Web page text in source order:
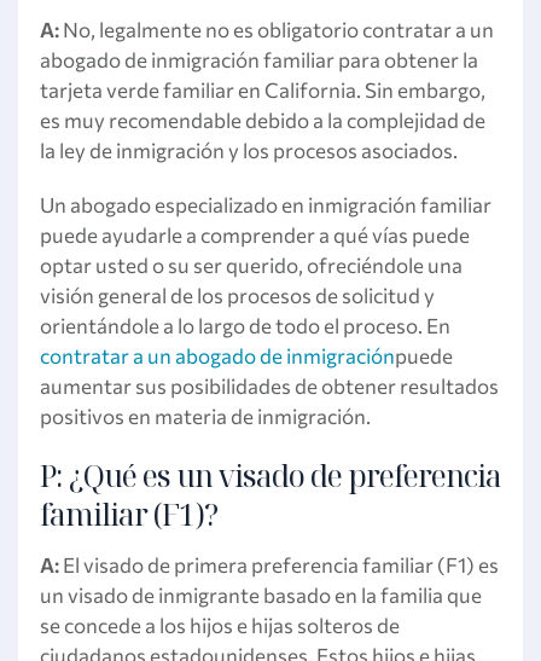
A:No, legalmente no es obligatorio contratar a un
abogado de inmigración familiar para obtener la
tarjeta verde familiar en California. Sin embargo,
es muy recomendable debido a la complejidad de
la ley de inmigración y los procesos asociados.
Un abogado especializado en inmigración familiar
puede ayudarle a comprender a qué vías puede
optar usted o su ser querido, ofreciéndole una
visión general de los procesos de solicitud y
orientándole a lo largo de todo el proceso. En
contratar a un abogado de inmigraciónpuede
aumentar sus posibilidades de obtener resultados
positivos en materia de inmigración.
P: ¿Qué es un visado de preferencia
familiar (F1)?
A:El visado de primera preferencia familiar (F1) es
un visado de inmigrante basado en la familia que
se concede a los hijos e hijas solteros de
ciudadanos estadounidenses. Estos hijos e hijas